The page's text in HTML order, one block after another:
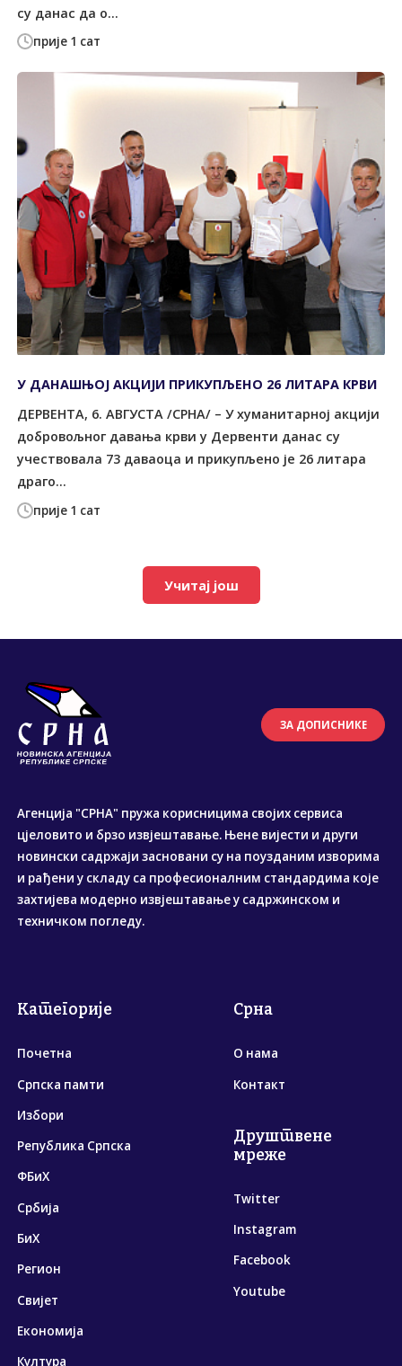
прије 1 сат
су данас да о...
прије 1 сат
У ДАНАШЊОЈ АКЦИЈИ ПРИКУПЉЕНО 26 ЛИТАРА КРВИ
ДЕРВЕНТА, 6. АВГУСТА /СРНА/ – У хуманитарној акцији
добровољног давања крви у Дервенти данас су
учествовала 73 даваоца и прикупљено је 26 литара
драго...
Учитај још
ЗА ДОПИСНИКЕ
Агенција "СРНА" пружа корисницима својих сервиса
цјеловито и брзо извјештавање. Њене вијести и други
новински садржаји засновани су на поузданим изворима
и рађени у складу са професионалним стандардима које
захтијева модерно извјештавање у садржинском и
техничком погледу.
Категорије
Почетна
Српска памти
Избори
Република Српска
ФБиХ
Србија
БиХ
Регион
Свијет
Економија
Култура
Срна
О нама
Контакт
Друштвене
мреже
Twitter
Instagram
Facebook
Youtube